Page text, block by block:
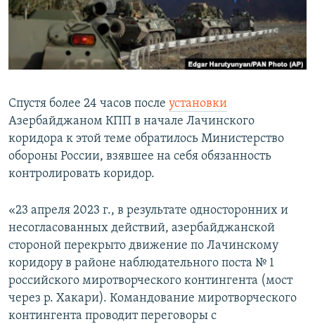
Հայերեն
English
Все сайты Радио Азатутюн
Спустя более 24 часов после установки
Азербайджаном КПП в начале Лачинского
коридора к этой теме обратилось Министерство
обороны России, взявшее на себя обязанность
контролировать коридор.
«23 апреля 2023 г., в результате односторонних и
несогласованных действий, азербайджанской
стороной перекрыто движение по Лачинскому
коридору в районе наблюдательного поста № 1
российского миротворческого контингента (мост
через р. Хакари). Командование миротворческого
контингента проводит переговоры с